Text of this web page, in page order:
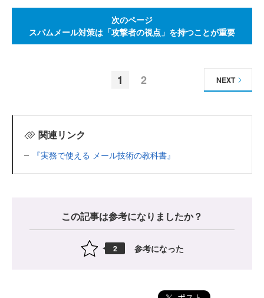
次のページ
スパムメール対策は「攻撃者の視点」を持つことが重要
1 2 NEXT
関連リンク
『実務で使える メール技術の教科書』
この記事は参考になりましたか？
2 参考になった